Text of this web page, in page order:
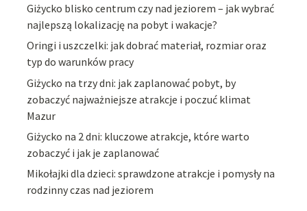
Giżycko blisko centrum czy nad jeziorem – jak wybrać
najlepszą lokalizację na pobyt i wakacje?
Oringi i uszczelki: jak dobrać materiał, rozmiar oraz
typ do warunków pracy
Giżycko na trzy dni: jak zaplanować pobyt, by
zobaczyć najważniejsze atrakcje i poczuć klimat
Mazur
Giżycko na 2 dni: kluczowe atrakcje, które warto
zobaczyć i jak je zaplanować
Mikołajki dla dzieci: sprawdzone atrakcje i pomysły na
rodzinny czas nad jeziorem